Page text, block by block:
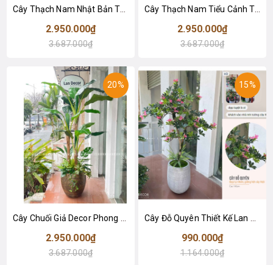
2.950.000₫
3.687.000₫
Cây Thạch Nam Tiểu Cảnh Trang Trí Quán Cafe (220cm)- CC1037
2.950.000₫
3.687.000₫
20%
2.950.000₫
3.687.000₫
15%
990.000₫
1.164.000₫